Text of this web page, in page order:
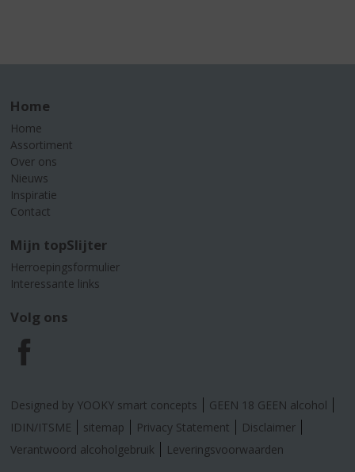
Home
Home
Assortiment
Over ons
Nieuws
Inspiratie
Contact
Mijn topSlijter
Herroepingsformulier
Interessante links
Volg ons
F
a
c
Designed by YOOKY smart concepts
GEEN 18 GEEN alcohol
IDIN/ITSME
sitemap Privacy Statement
Disclaimer
Verantwoord alcoholgebruik
Leveringsvoorwaarden